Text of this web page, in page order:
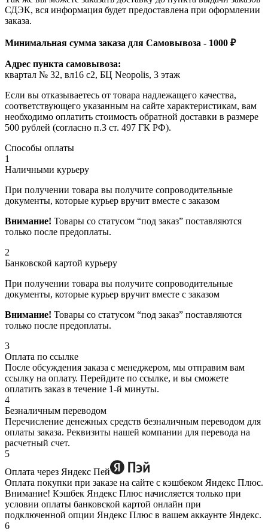
СДЭК, вся информация будет предоставлена при оформлении
заказа.
Минимальная сумма заказа для Самовывоза - 1000 ₽
Адрес пункта самовывоза:
квартал № 32, вл16 с2, БЦ Neopolis, 3 этаж
Если вы отказываетесь от товара надлежащего качества,
соответствующего указанным на сайте характеристикам, вам
необходимо оплатить стоимость обратной доставки в размере
500 рублей (согласно п.3 ст. 497 ГК РФ).
Способы оплаты
1
Наличными курьеру
При получении товара вы получите сопроводительные
документы, которые курьер вручит вместе с заказом
Внимание! Товары со статусом “под заказ” поставляются
только после предоплаты.
2
Банковской картой курьеру
При получении товара вы получите сопроводительные
документы, которые курьер вручит вместе с заказом
Внимание! Товары со статусом “под заказ” поставляются
только после предоплаты.
3
Оплата по ссылке
После обсуждения заказа с менеджером, мы отправим вам
ссылку на оплату. Перейдите по ссылке, и вы сможете
оплатить заказ в течение 1-й минуты.
4
Безналичным переводом
Перечисление денежных средств безналичным переводом для
оплаты заказа. Реквизиты нашей компании для перевода на
расчетный счет.
5
Оплата через Яндекс Пей
Оплата покупки при заказе на сайте с кэшбеком Яндекс Плюс.
Внимание! Кэшбек Яндекс Плюс начисляется только при
условии оплаты банковской картой онлайн при
подключенной опции Яндекс Плюс в вашем аккаунте Яндекс.
6